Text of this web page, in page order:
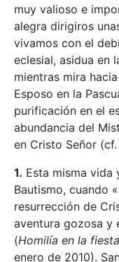
muy valioso e
alegra dirigiros
vivamos con el
eclesial, asidua en
mientras mira
Esposo en la
purificación en el
abundancia del
en Cristo Señor (cf.
1. Esta misma vida
Bautismo, cuando
resurrección de
aventura gozosa y
(Homilía en la
enero de 2010).